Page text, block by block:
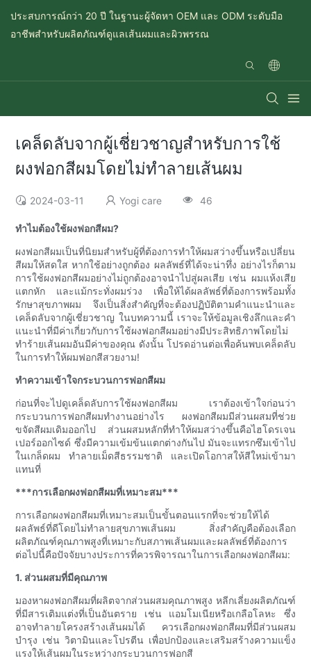
ประสบการณ์กว่า 20 ปี ในฐานะผู้จัดหา OEM และ ODM ระดับมือ
อาชีพสำหรับผลิตภัณฑ์ดูแลเส้นผมและผิวพรรณ
เคล็ดลับจากผู้เชี่ยวชาญสำหรับการใช้
ผงฟอกสีผมโดยไม่ทำลายเส้นผม
2024-03-11 Yogi care 46
ทำไมต้องใช้ผงฟอกสีผม?
ผงฟอกสีผมเป็นที่นิยมสำหรับผู้ที่ต้องการทำให้ผมสว่างขึ้นหรือเปลี่ยน
สีผมให้สดใส หากใช้อย่างถูกต้อง ผลลัพธ์ที่ได้จะน่าทึ่ง อย่างไรก็ตาม
การใช้ผงฟอกสีผมอย่างไม่ถูกต้องอาจนำไปสู่ผลเสีย เช่น ผมแห้งเสีย
แตกหัก และแม้กระทั่งผมร่วง เพื่อให้ได้ผลลัพธ์ที่ต้องการพร้อมทั้ง
รักษาสุขภาพผม จึงเป็นสิ่งสำคัญที่จะต้องปฏิบัติตามคำแนะนำและ
เคล็ดลับจากผู้เชี่ยวชาญ ในบทความนี้ เราจะให้ข้อมูลเชิงลึกและคำ
แนะนำที่มีค่าเกี่ยวกับการใช้ผงฟอกสีผมอย่างมีประสิทธิภาพโดยไม่
ทำร้ายเส้นผมอันมีค่าของคุณ ดังนั้น โปรดอ่านต่อเพื่อค้นพบเคล็ดลับ
ในการทำให้ผมฟอกสีสวยงาม!
ทำความเข้าใจกระบวนการฟอกสีผม
ก่อนที่จะไปดูเคล็ดลับการใช้ผงฟอกสีผม เราต้องเข้าใจก่อนว่า
กระบวนการฟอกสีผมทำงานอย่างไร ผงฟอกสีผมมีส่วนผสมที่ช่วย
ขจัดสีผมเดิมออกไป ส่วนผสมหลักที่ทำให้ผมสว่างขึ้นคือไฮโดรเจน
เปอร์ออกไซด์ ซึ่งมีความเข้มข้นแตกต่างกันไป มันจะแทรกซึมเข้าไป
ในเกล็ดผม ทำลายเม็ดสีธรรมชาติ และเปิดโอกาสให้สีใหม่เข้ามา
แทนที่
***การเลือกผงฟอกสีผมที่เหมาะสม***
การเลือกผงฟอกสีผมที่เหมาะสมเป็นขั้นตอนแรกที่จะช่วยให้ได้
ผลลัพธ์ที่ดีโดยไม่ทำลายสุขภาพเส้นผม สิ่งสำคัญคือต้องเลือก
ผลิตภัณฑ์คุณภาพสูงที่เหมาะกับสภาพเส้นผมและผลลัพธ์ที่ต้องการ
ต่อไปนี้คือปัจจัยบางประการที่ควรพิจารณาในการเลือกผงฟอกสีผม:
1. ส่วนผสมที่มีคุณภาพ
มองหาผงฟอกสีผมที่ผลิตจากส่วนผสมคุณภาพสูง หลีกเลี่ยงผลิตภัณฑ์
ที่มีสารเติมแต่งที่เป็นอันตราย เช่น แอมโมเนียหรือเกลือโลหะ ซึ่ง
อาจทำลายโครงสร้างเส้นผมได้ ควรเลือกผงฟอกสีผมที่มีส่วนผสม
บำรุง เช่น วิตามินและโปรตีน เพื่อปกป้องและเสริมสร้างความแข็ง
แรงให้เส้นผมในระหว่างกระบวนการฟอกสี